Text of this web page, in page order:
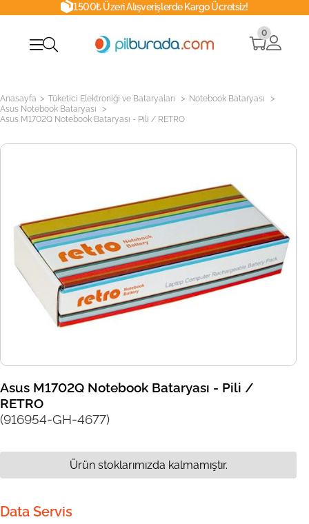
1500₺ Üzeri Alışverişlerde Kargo Ücretsiz!
0
Anasayfa > Tüketici Elektroniği ve Bataryaları > Notebook Bataryası >
Asus Notebook Bataryası >
Asus M1702Q Notebook Bataryası - Pili / RETRO
Asus M1702Q Notebook Bataryası - Pili /
RETRO
(916954-GH-4677)
Data Servis
Ürün stoklarımızda kalmamıştır.